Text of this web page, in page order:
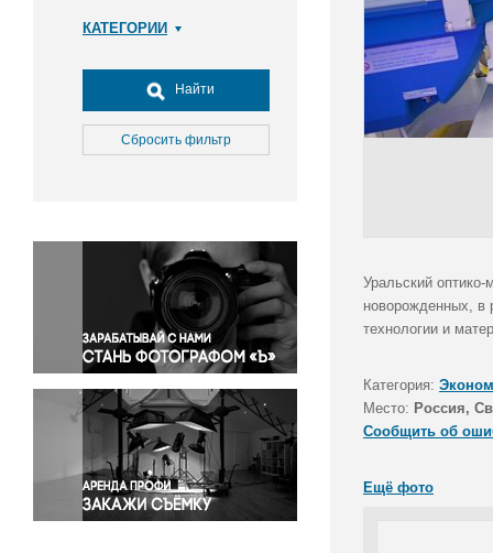
КАТЕГОРИИ
Досуг, туризм и отдых
Культура
Медицина
Окружающая среда
Политика
Правосудие
Происшествия и конфликты
Религия
Светская жизнь
Спорт
Экология
Экономика и бизнес
Найти
Сбросить фильтр
Уральский
новорожденных, в
технологии и
Категория:
Место: Россия,
Сообщить об
Ещё фото